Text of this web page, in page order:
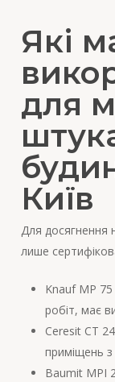
Які
для
Київ
Для досягнення
лише
Knauf MP 75
робіт, має
Ceresit CT
приміщень
Baumit MPI